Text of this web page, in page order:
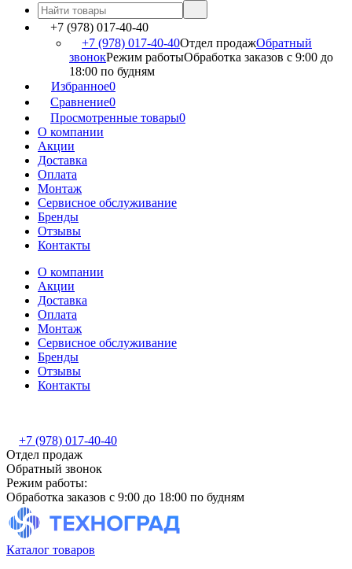
+7 (978) 017-40-40
+7 (978) 017-40-40Отдел продажОбратный
звонокРежим работыОбработка заказов с 9:00 до
18:00 по будням
Избранное0
Сравнение0
Просмотренные товары0
О компании
Акции
Доставка
Оплата
Монтаж
Сервисное обслуживание
Бренды
Отзывы
Контакты
О компании
Акции
Доставка
Оплата
Монтаж
Сервисное обслуживание
Бренды
Отзывы
Контакты
+7 (978) 017-40-40
Отдел продаж
Обратный звонок
Режим работы:
Обработка заказов с 9:00 до 18:00 по будням
Каталог товаров